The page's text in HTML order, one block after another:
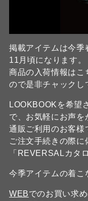
掲載アイテムは今季
11月頃になります。
商品の入荷情報はこ
ので是非チャックし
LOOKBOOKを希望
で、お気軽にお声を
通販ご利用のお客様
ご注文手続きの際に
「REVERSALカタ
今季アイテムの着こ
WEBでのお買い求